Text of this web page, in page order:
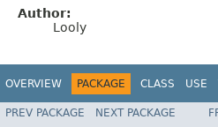
Author:
Looly
OVERVIEW PACKAGE CLASS USE
PREV PACKAGE NEXT PACKAGE